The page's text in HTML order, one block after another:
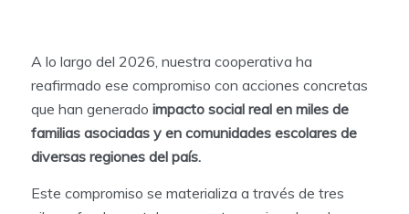
A lo largo del 2026, nuestra cooperativa ha
reafirmado ese compromiso con acciones concretas
que han generado impacto social real en miles de
familias asociadas y en comunidades escolares de
diversas regiones del país.
Este compromiso se materializa a través de tres